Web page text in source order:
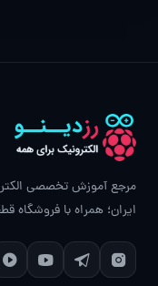
مرجع آموزش تخصصی
ایران؛ همراه با